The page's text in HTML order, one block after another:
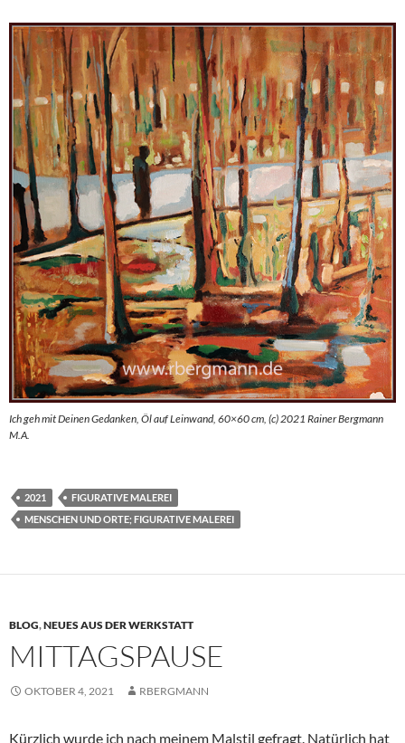
Ich geh mit Deinen Gedanken, Öl auf Leinwand, 60×60 cm, (c) 2021 Rainer Bergmann
M.A.
2021
FIGURATIVE MALEREI
MENSCHEN UND ORTE; FIGURATIVE MALEREI
BLOG,NEUES AUS DER WERKSTATT
MITTAGSPAUSE
OKTOBER 4, 2021 RBERGMANN
Kürzlich wurde ich nach meinem Malstil gefragt. Natürlich hat